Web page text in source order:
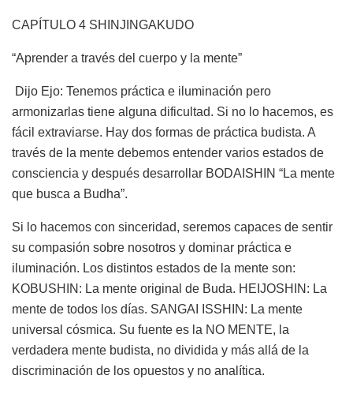
CAPÍTULO 4 SHINJINGAKUDO
“Aprender a través del cuerpo y la mente”
Dijo Ejo: Tenemos práctica e iluminación pero
armonizarlas tiene alguna dificultad. Si no lo hacemos, es
fácil extraviarse. Hay dos formas de práctica budista. A
través de la mente debemos entender varios estados de
consciencia y después desarrollar BODAISHIN “La mente
que busca a Budha”.
Si lo hacemos con sinceridad, seremos capaces de sentir
su compasión sobre nosotros y dominar práctica e
iluminación. Los distintos estados de la mente son:
KOBUSHIN: La mente original de Buda. HEIJOSHIN: La
mente de todos los días. SANGAI ISSHIN: La mente
universal cósmica. Su fuente es la NO MENTE, la
verdadera mente budista, no dividida y más allá de la
discriminación de los opuestos y no analítica.